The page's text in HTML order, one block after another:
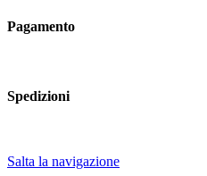
Pagamento
Spedizioni
Salta la navigazione